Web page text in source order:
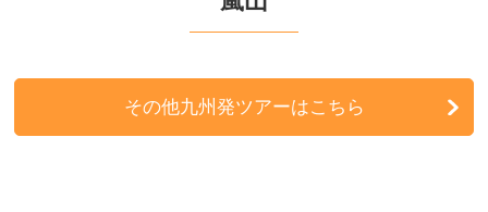
その他九州発ツアーはこちら